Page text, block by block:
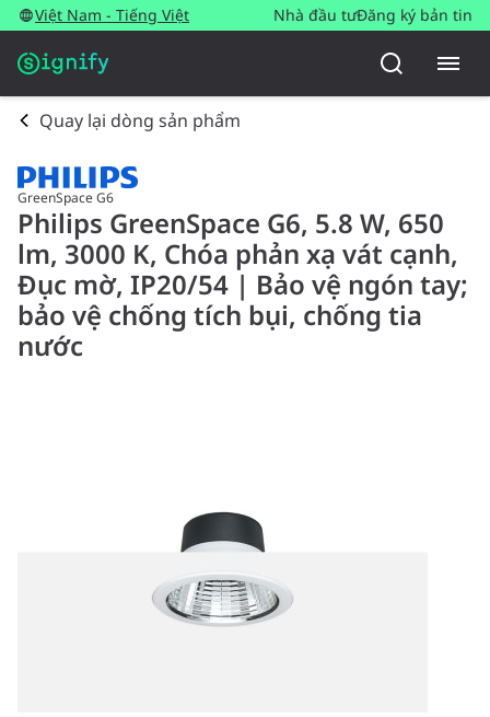
Việt Nam - Tiếng Việt Nhà đầu tưĐăng ký bản tin
Quay lại dòng sản phẩm
GreenSpace G6
Philips GreenSpace G6, 5.8 W, 650
lm, 3000 K, Chóa phản xạ vát cạnh,
Đục mờ, IP20/54 | Bảo vệ ngón tay;
bảo vệ chống tích bụi, chống tia
nước